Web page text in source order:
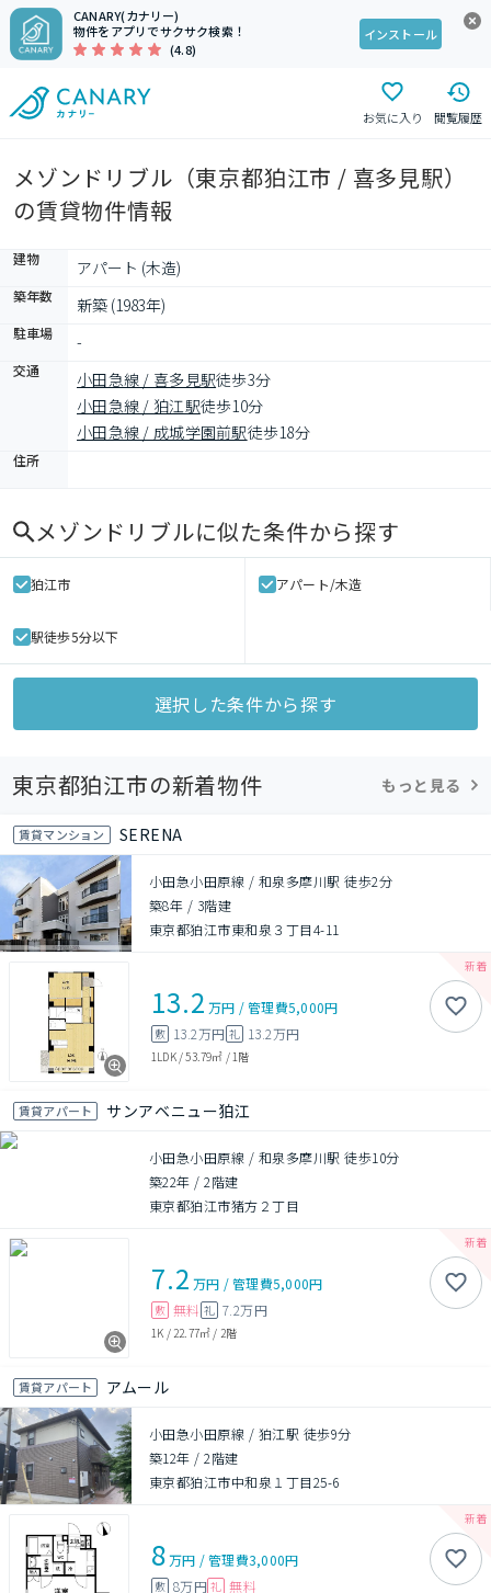
CANARY(カナリー)
物件をアプリでサクサク検索！
(4.8)
インストール
お気に入り 閲覧履歴
メゾンドリブル（東京都狛江市 / 喜多見駅）
の賃貸物件情報
建物 アパート (木造)
築年数 新築 (1983年)
駐車場 -
交通 小田急線 / 喜多見駅徒歩3分
小田急線 / 狛江駅徒歩10分
小田急線 / 成城学園前駅徒歩18分
住所
メゾンドリブルに似た条件から探す
狛江市 アパート/木造
駅徒歩5分以下
選択した条件から探す
東京都狛江市の新着物件 もっと見る
賃貸マンション SERENA
小田急小田原線 / 和泉多摩川駅 徒歩2分
築8年 / 3階建
東京都狛江市東和泉３丁目4-11
13.2 万円 /管理費5,000円
敷 13.2万円 礼 13.2万円
1LDK/53.79㎡ / 1階
賃貸アパート サンアベニュー狛江
小田急小田原線 / 和泉多摩川駅 徒歩10分
築22年 /2階建
東京都狛江市猪方２丁目
7.2 万円 /管理費5,000円
敷 無料 礼 7.2万円
1K / 22.77㎡ / 2階
賃貸アパート アムール
小田急小田原線 / 狛江駅 徒歩9分
築12年 /2階建
東京都狛江市中和泉１丁目25-6
8万円 /管理費3,000円
敷 8万円 礼 無料